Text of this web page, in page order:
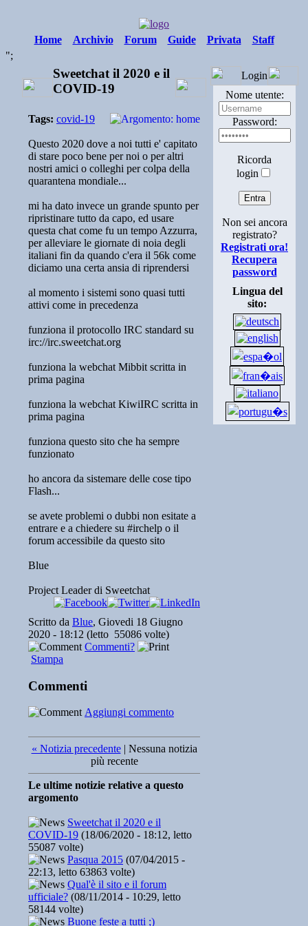
Home Archivio Forum Guide Privata
Staff
";
Sweetchat il 2020 e il
COVID-19
Tags: covid-19
Questo 2020 dove a noi tutti e' capitato
di stare poco bene per noi o per altri
nostri amici o colleghi per colpa della
quarantena mondiale...
mi ha dato invece un grande spunto per
ripristinare tutto da capo, ed usare
questa chat come fu un tempo Azzurra,
per alleviare le giornate di noia degli
italiani fin da quando c'era il 56k come
diciamo una certa ansia di riprendersi
al momento i sistemi sono quasi tutti
attivi come in precedenza
funziona il protocollo IRC standard su
irc://irc.sweetchat.org
funziona la webchat Mibbit scritta in
prima pagina
funziona la webchat KiwiIRC scritta in
prima pagina
funziona questo sito che ha sempre
funzionato
ho ancora da sistemare delle cose tipo
Flash...
se avete problemi o dubbi non esitate a
entrare e a chiedere su #irchelp o il
forum accessibile da questo sito
Blue
Project Leader di Sweetchat
Scritto da Blue, Giovedi 18 Giugno
2020 - 18:12 (letto 55086 volte)
Commenti?
Stampa
Commenti
Aggiungi commento
« Notizia precedente| Nessuna notizia
più recente
Le ultime notizie relative a questo
argomento
Sweetchat il 2020 e il
COVID-19 (18/06/2020 - 18:12, letto
55087 volte)
Pasqua 2015 (07/04/2015 -
22:13, letto 63863 volte)
Qual'è il sito e il forum
ufficiale? (08/11/2014 - 10:29, letto
58144 volte)
Buone feste a tutti ;)
Login
Nome utente:
Password:
Ricorda
login
Non sei ancora
registrato?
Registrati ora!
Recupera
password
Lingua del
sito: